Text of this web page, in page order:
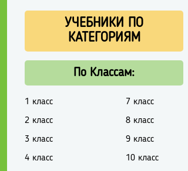
УЧЕБНИКИ ПО
КАТЕГОРИЯМ
По Классам:
1 класс
2 класс
3 класс
4 класс
7 класс
8 класс
9 класс
10 класс